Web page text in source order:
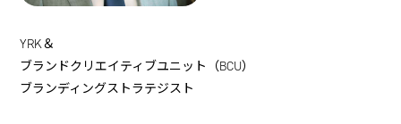
YRK＆
ブランドクリエイティブユニット（BCU）
ブランディングストラテジスト